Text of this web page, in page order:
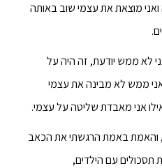
מוצאת את עצמי שוב באותה
לא ממש יודעת, זה היה על
ממש לא מבינה את עצמי
אני מאבדת שליטה על עצמי.
והאמת באמת הרגשתי את הכאב
תסכולים עם הילדים,